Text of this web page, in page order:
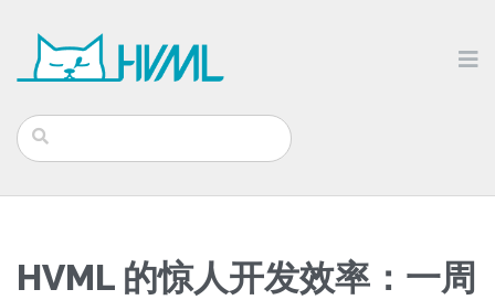
HVML 的惊人开发效率：一周